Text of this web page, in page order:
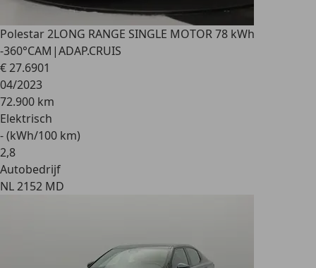
Polestar 2LONG RANGE SINGLE MOTOR 78 kWh
-360°CAM|ADAP.CRUIS
€ 27.6901
04/2023
72.900 km
Elektrisch
- (kWh/100 km)
2,8
Autobedrijf
NL 2152 MD